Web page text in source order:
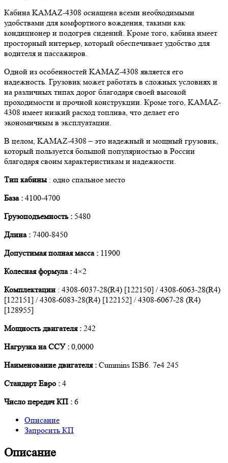
Кабина KAMAZ-4308 оснащена всеми необходимыми
удобствами для комфортного вождения, такими как
кондиционер и подогрев сидений. Кроме того, кабина имеет
просторный интерьер, который обеспечивает удобство для
водителя и пассажиров.
Одной из особенностей KAMAZ-4308 является его
надежность. Грузовик может работать в сложных условиях и
на различных типах дорог благодаря своей высокой
проходимости и прочной конструкции. Кроме того, KAMAZ-
4308 имеет низкий расход топлива, что делает его
экономичным в эксплуатации.
В целом, KAMAZ-4308 – это надежный и мощный грузовик,
который пользуется большой популярностью в России
благодаря своим характеристикам и надежности.
Тип кабины : одно спальное место
База : 4100-4700
Грузоподъемность : 5480
Длина : 7400-8450
Допустимая полная масса : 11900
Колесная формула : 4×2
Комплектации : 4308-6037-28(R4) [122150] / 4308-6063-28(R4)
[122151] / 4308-6083-28(R4) [122152] / 4308-6067-28 (R4)
[128955]
Мощность двигателя : 242
Нагрузка на ССУ : 0,0000
Наименование двигателя : Cummins ISB6. 7e4 245
Стандарт Евро : 4
Число передач КП : 6
Описание
Запросить КП
Описание